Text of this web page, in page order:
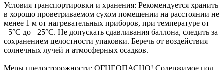
Условия транспортировки и хранения: Рекомендуется хранить
в хорошо проветриваемом сухом помещении на расстоянии не
менее 1 м от нагревательных приборов, при температуре от
+5°С до +25°С. Не допускать сдавливания баллона, следить за
сохранением целостности упаковки. Беречь от воздействия
солнечных лучей и атмосферных осадков.
Меры предосторожности: ОГНЕОПАСНО! Содержимое под